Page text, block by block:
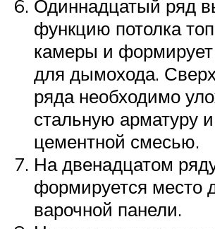
Одиннадцатый ряд
функцию потолка
камеры и формирует
для дымохода.
ряда необходимо
стальную арматуру
цементной смесью.
На двенадцатом
формируется место
варочной панели.